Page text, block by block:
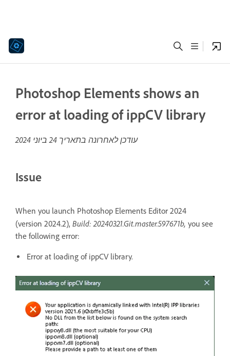
Photoshop Elements shows an
error at loading of ippCV library
עודכן לאחרונה בתאריך 24 ביוני 2024
Issue
When you launch Photoshop Elements Editor 2024
(version 2024.2), Build: 20240321.Git.master.597671b, you see
the following error:
Error at loading of ippCV library.